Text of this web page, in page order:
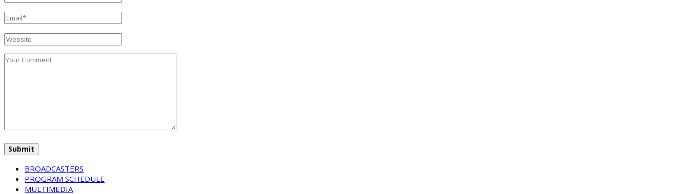
BROADCASTERS
PROGRAM SCHEDULE
MULTIMEDIA